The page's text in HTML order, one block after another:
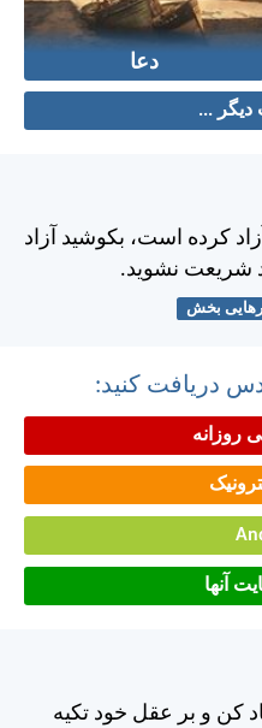
دعا
...
كرده است، بكوشيد آزاد
شريعت نشويد.
رهایی بخش
دریافت کنید:
روزانه
آنها
كن و بر عقل خود تكيه